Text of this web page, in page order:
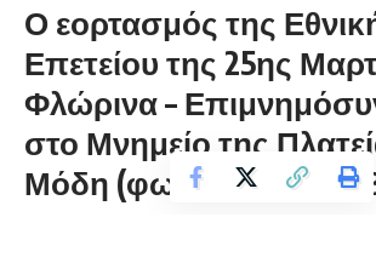
Ο εορτασμός της
Επετείου της 25ης
Φλώρινα –
στο Μνημείο της
Μόδη (φωτογραφίες &